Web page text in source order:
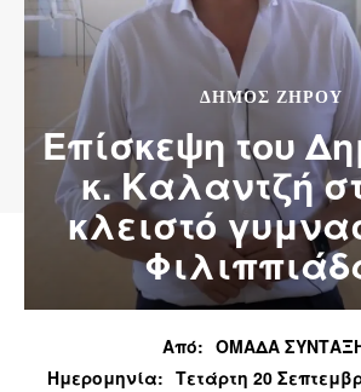
ΔΉΜΟΣ ΖΗΡΟΎ
Επίσκεψη του
κ. Καλαντζή
κλειστό
Από: ΟΜΑΔΑ
Ημερομηνία: Τετάρτη 20